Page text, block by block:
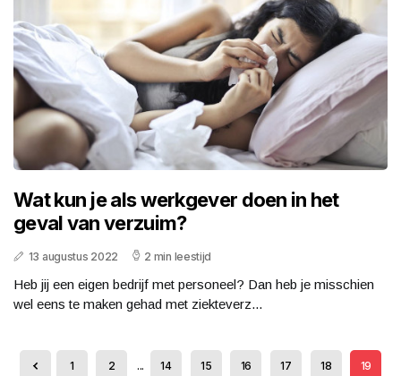
Wat kun je als werkgever doen in het
geval van verzuim?
13 augustus 2022 2 min leestijd
Heb jij een eigen bedrijf met personeel? Dan heb je misschien
wel eens te maken gehad met ziekteverz...
1 2 ... 14 15 16 17 18 19